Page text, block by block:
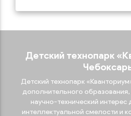
Детский технопарк
Детский технопарк
дополнительного
научно-технический интерес
интеллектуальной смелости и